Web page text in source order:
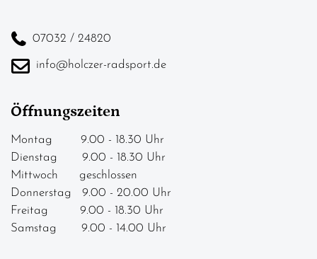
07032 / 24820
info@holczer-radsport.de
Öffnungszeiten
Montag 9.00 - 18.30 Uhr
Dienstag 9.00 - 18.30 Uhr
Mittwoch geschlossen
Donnerstag 9.00 - 20.00 Uhr
Freitag 9.00 - 18.30 Uhr
Samstag 9.00 - 14.00 Uhr